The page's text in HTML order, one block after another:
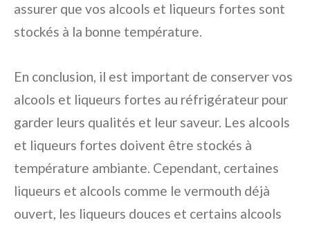
assurer que vos alcools et liqueurs fortes sont
stockés à la bonne température.
En conclusion, il est important de conserver vos
alcools et liqueurs fortes au réfrigérateur pour
garder leurs qualités et leur saveur. Les alcools
et liqueurs fortes doivent être stockés à
température ambiante. Cependant, certaines
liqueurs et alcools comme le vermouth déjà
ouvert, les liqueurs douces et certains alcools